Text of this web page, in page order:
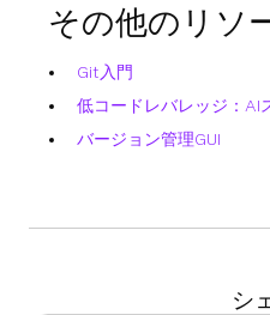
その他のリソ
Git入門
低コードレバレッジ：AI
バージョン管理GUI
シ